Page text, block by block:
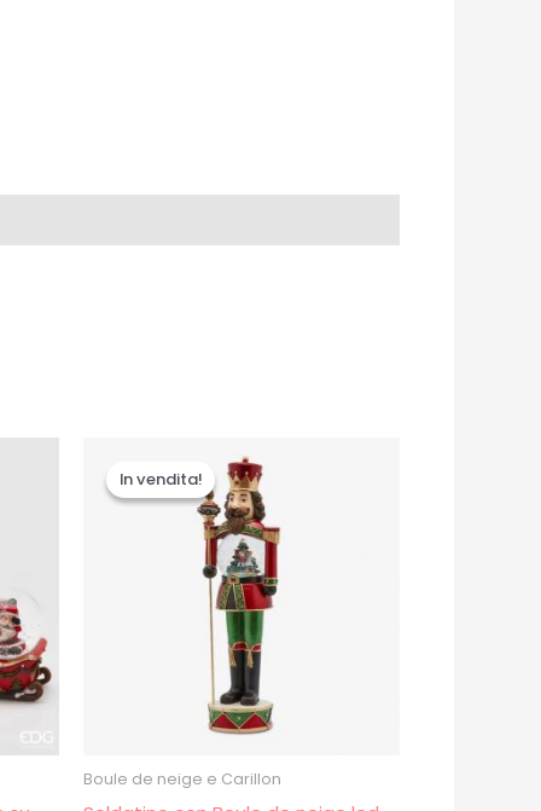
In vendita!
In vendita!
Boule de neige e Carillon
originale
era:
€135.00.
prezzo
attuale
è:
€110.00.